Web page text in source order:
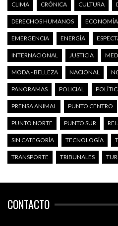
CLIMA CRÓNICA CULTURA
DERECHOS HUMANOS ECONOMÍA
EMERGENCIA ENERGÍA
INTERNACIONAL JUSTICIA
MODA - BELLEZA NACIONAL
PANORAMAS POLICIAL
PRENSA ANIMAL PUNTO CENTRO
PUNTO NORTE PUNTO SUR
SIN CATEGORÍA TECNOLOGÍA
TRANSPORTE TRIBUNALES
CONTACTO